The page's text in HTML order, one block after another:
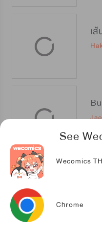
See
Wecomics
Chrome
เ